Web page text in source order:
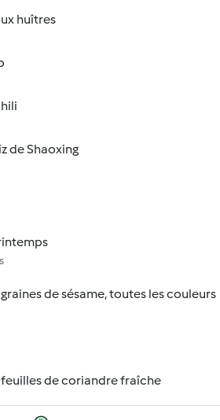
huîtres
de Shaoxing
de sésame, toutes les couleurs
feuilles de coriandre fraîche